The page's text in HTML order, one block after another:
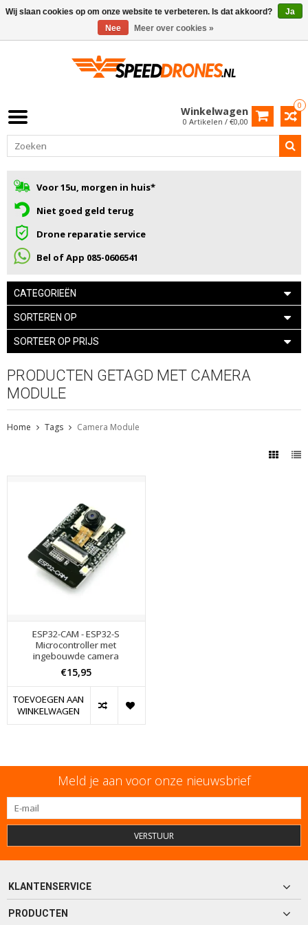
0
Winkelwagen
0 Artikelen / €0,00
Voor 15u, morgen in huis*
Niet goed geld terug
Drone reparatie service
Bel of App 085-0606541
CATEGORIEËN
SORTEREN OP
SORTEER OP PRIJS
PRODUCTEN GETAGD MET CAMERA
MODULE
Home Tags Camera Module
ESP32-CAM - ESP32-S
Microcontroller met
ingebouwde camera
€15,95
TOEVOEGEN AAN
WINKELWAGEN
Meld je aan voor onze nieuwsbrief
VERSTUUR
KLANTENSERVICE
PRODUCTEN
Wij slaan cookies op om onze website te verbeteren. Is dat akkoord?
Ja
Nee
Meer over cookies »